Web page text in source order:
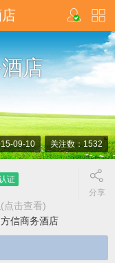
店
09-10 关注数：1532
证
(点击查看)
信商务酒店
分享